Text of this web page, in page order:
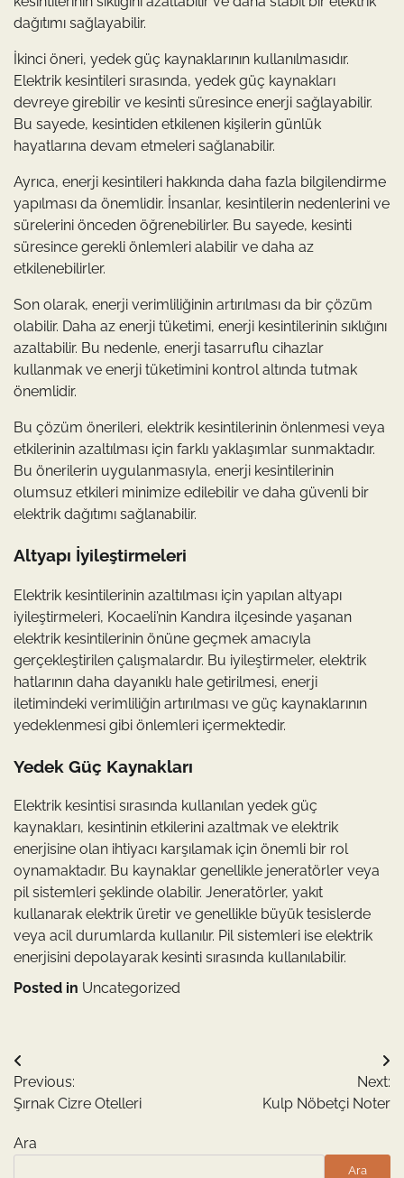
dağıtımı sağlayabilir.
İkinci öneri, yedek güç kaynaklarının kullanılmasıdır.
Elektrik kesintileri sırasında, yedek güç kaynakları
devreye girebilir ve kesinti süresince enerji sağlayabilir.
Bu sayede, kesintiden etkilenen kişilerin günlük
hayatlarına devam etmeleri sağlanabilir.
Ayrıca, enerji kesintileri hakkında daha fazla bilgilendirme
yapılması da önemlidir. İnsanlar, kesintilerin nedenlerini ve
sürelerini önceden öğrenebilirler. Bu sayede, kesinti
süresince gerekli önlemleri alabilir ve daha az
etkilenebilirler.
Son olarak, enerji verimliliğinin artırılması da bir çözüm
olabilir. Daha az enerji tüketimi, enerji kesintilerinin sıklığını
azaltabilir. Bu nedenle, enerji tasarruflu cihazlar
kullanmak ve enerji tüketimini kontrol altında tutmak
önemlidir.
Bu çözüm önerileri, elektrik kesintilerinin önlenmesi veya
etkilerinin azaltılması için farklı yaklaşımlar sunmaktadır.
Bu önerilerin uygulanmasıyla, enerji kesintilerinin
olumsuz etkileri minimize edilebilir ve daha güvenli bir
elektrik dağıtımı sağlanabilir.
Altyapı İyileştirmeleri
Elektrik kesintilerinin azaltılması için yapılan altyapı
iyileştirmeleri, Kocaeli’nin Kandıra ilçesinde yaşanan
elektrik kesintilerinin önüne geçmek amacıyla
gerçekleştirilen çalışmalardır. Bu iyileştirmeler, elektrik
hatlarının daha dayanıklı hale getirilmesi, enerji
iletimindeki verimliliğin artırılması ve güç kaynaklarının
yedeklenmesi gibi önlemleri içermektedir.
Yedek Güç Kaynakları
Elektrik kesintisi sırasında kullanılan yedek güç
kaynakları, kesintinin etkilerini azaltmak ve elektrik
enerjisine olan ihtiyacı karşılamak için önemli bir rol
oynamaktadır. Bu kaynaklar genellikle jeneratörler veya
pil sistemleri şeklinde olabilir. Jeneratörler, yakıt
kullanarak elektrik üretir ve genellikle büyük tesislerde
veya acil durumlarda kullanılır. Pil sistemleri ise elektrik
enerjisini depolayarak kesinti sırasında kullanılabilir.
Posted in Uncategorized
Yazı
gezinmesi
Previous:
Şırnak Cizre Otelleri
Next:
Kulp Nöbetçi Noter
Ara
Ara